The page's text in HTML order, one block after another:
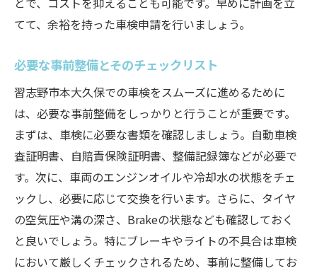
てて、余裕を持った車検申請を行いましょう。
必要な事前整備とそのチェックリスト
習志野市本大久保での車検をスムーズに進めるために
は、必要な事前整備をしっかりと行うことが重要です。
まずは、車検に必要な書類を確認しましょう。自動車検
査証明書、自賠責保険証明書、整備記録簿などが必要で
す。次に、車両のエンジンオイルや冷却水の状態をチェ
ックし、必要に応じて交換を行います。さらに、タイヤ
の空気圧や溝の深さ、Brakeの状態なども確認しておく
と良いでしょう。特にブレーキやライトの不具合は車検
において厳しくチェックされるため、事前に整備してお